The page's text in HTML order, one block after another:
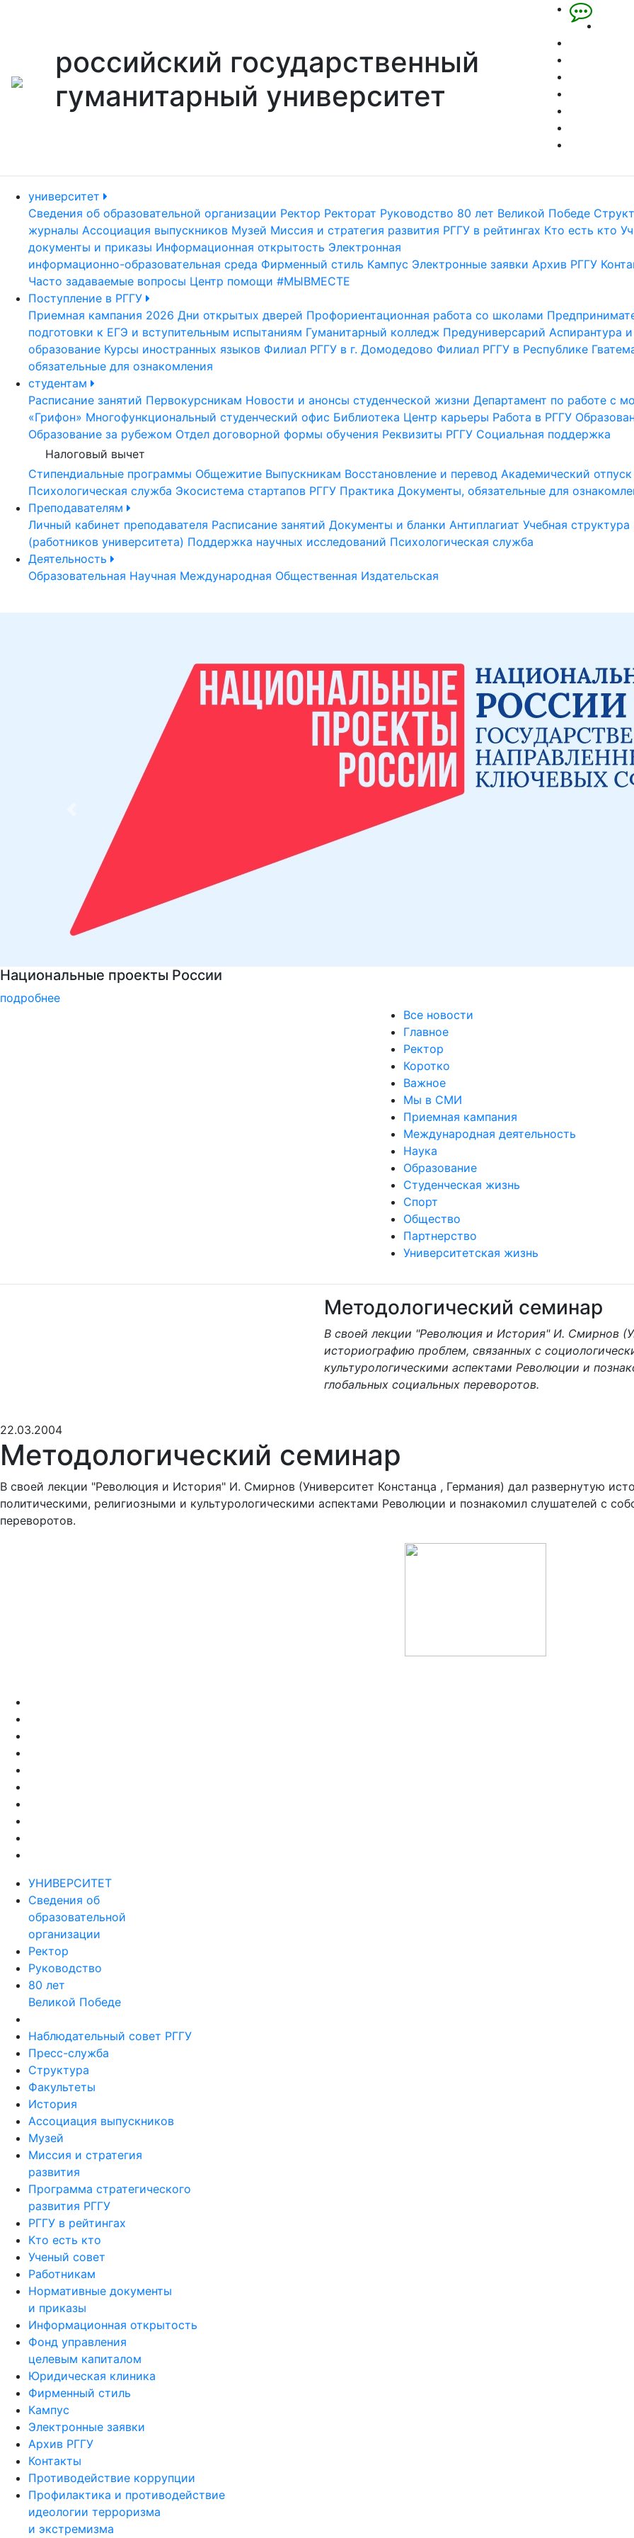
российский государственный
гуманитарный университет
университет
Сведения об образовательной организации Ректор Ректорат Руководство 80 лет Великой Победе
журналы Ассоциация выпускников Музей Миссия и стратегия развития РГГУ в рейтингах Кто есть кто
документы и приказы Информационная открытость Электронная
информационно-образовательная среда Фирменный стиль Кампус Электронные заявки Архив РГГУ
Часто задаваемые вопросы Центр помощи #МЫВМЕСТЕ
Поступление в РГГУ
Приемная кампания 2026 Дни открытых дверей Профориентационная работа со школами
подготовки к ЕГЭ и вступительным испытаниям Гуманитарный колледж Предуниверсарий Аспирантура
образование Курсы иностранных языков Филиал РГГУ в г. Домодедово Филиал РГГУ в Республике
обязательные для ознакомления
студентам
Расписание занятий Первокурсникам Новости и анонсы студенческой жизни Департамент по работе с
«Грифон» Многофункциональный студенческий офис Библиотека Центр карьеры Работа в РГГУ
Образование за рубежом Отдел договорной формы обучения Реквизиты РГГУ Социальная поддержка
Налоговый вычет
Стипендиальные программы Общежитие Выпускникам Восстановление и перевод Академический отпуск
Психологическая служба Экосистема стартапов РГГУ Практика Документы, обязательные для
Преподавателям
Личный кабинет преподавателя Расписание занятий Документы и бланки Антиплагиат Учебная структура
(работников университета) Поддержка научных исследований Психологическая служба
Деятельность
Образовательная Научная Международная Общественная Издательская
Узнать больше о музейных экспонатах и актуальных выставках
подробнее
Все новости
Главное
Ректор
Коротко
Важное
Мы в СМИ
Приемная кампания
Международная деятельность
Наука
Образование
Студенческая жизнь
Спорт
Общество
Партнерство
Университетская жизнь
Методологический семинар
В своей лекции "Революция и История" И. Смирнов
историографию проблем, связанных с
культурологическими аспектами Революции и
глобальных социальных переворотов.
22.03.2004
Методологический семинар
В своей лекции "Революция и История" И. Смирнов (Университет Констанца , Германия) дал развернутую
политическими, религиозными и культурологическими аспектами Революции и познакомил слушателей с
переворотов.
УНИВЕРСИТЕТ
Сведения об
образовательной
организации
Ректор
Руководство
80 лет
Великой Победе
Наблюдательный совет РГГУ
Пресс-служба
Структура
Факультеты
История
Ассоциация выпускников
Музей
Миссия и стратегия
развития
Программа стратегического
развития РГГУ
РГГУ в рейтингах
Кто есть кто
Ученый совет
Работникам
Нормативные документы
и приказы
Информационная открытость
Фонд управления
целевым капиталом
Юридическая клиника
Фирменный стиль
Кампус
Электронные заявки
Архив РГГУ
Контакты
Противодействие коррупции
Профилактика и противодействие
идеологии терроризма
и экстремизма